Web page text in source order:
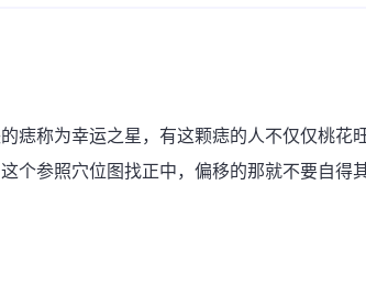
痣称为幸运之星，有这颗痣的人不仅仅桃
个参照穴位图找正中，偏移的那就不要自得其